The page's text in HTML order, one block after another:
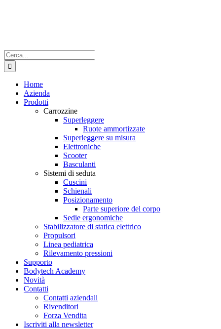
Cerca
per:
Home
Azienda
Prodotti
Carrozzine
Superleggere
Ruote ammortizzate
Superleggere su misura
Elettroniche
Scooter
Basculanti
Sistemi di seduta
Cuscini
Schienali
Posizionamento
Parte superiore del corpo
Sedie ergonomiche
Stabilizzatore di statica elettrico
Propulsori
Linea pediatrica
Rilevamento pressioni
Supporto
Bodytech Academy
Novità
Contatti
Contatti aziendali
Rivenditori
Forza Vendita
Iscriviti alla newsletter